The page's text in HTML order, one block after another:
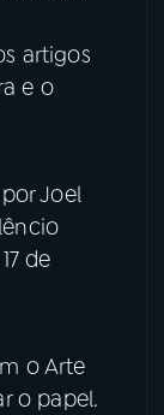
artigos
e o
Joel
de
o Arte
o papel.